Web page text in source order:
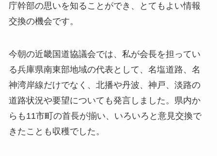
庁幹部の思いを知ることができ、とてもよい情報
交換の機会です。
今朝の近畿国道協議会では、私が会長を担ってい
る兵庫県南東部地域の代表として、名塩道路、名
神湾岸線だけでなく、北播や丹波、神戸、淡路の
道路状況や要望についても発言しました。県内か
らも11市町の首長が揃い、いろいろと意見交換で
きたことも収穫でした。